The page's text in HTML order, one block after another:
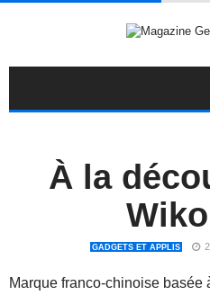
À la
GADGETS ET APPLIS
Marque franco-chinoise basée